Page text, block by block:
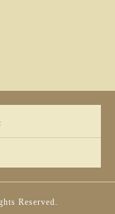
Reserved.